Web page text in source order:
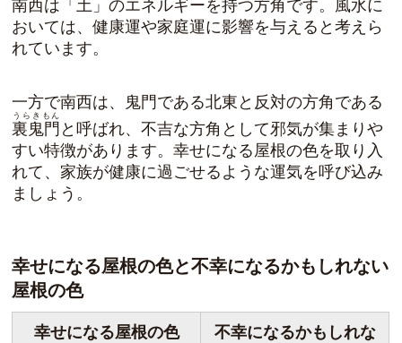
南西は「土」のエネルギーを持つ方角です。風水に
おいては、健康運や家庭運に影響を与えると考えら
れています。
一方で南西は、鬼門である北東と反対の方角である
裏鬼門
うらきもん
と呼ばれ、不吉な方角として邪気が集まりや
すい特徴があります。幸せになる屋根の色を取り入
れて、家族が健康に過ごせるような運気を呼び込み
ましょう 。
幸せになる屋根の色と不幸になるかもしれない
屋根の色
幸せになる屋根の色
不幸になるかもしれな